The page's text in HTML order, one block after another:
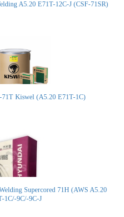
A5.20 E71T-12C-J (CSF-71SR)
Kiswel (A5.20 E71T-1C)
Supercored 71H (AWS A5.20
1C/-9C/-9C-J